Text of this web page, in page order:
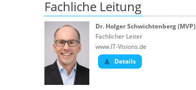
Fachliche Leitung
Dr. Holger Schwichtenberg (MVP)
Fachlicher Leiter
www.IT-Visions.de
Details